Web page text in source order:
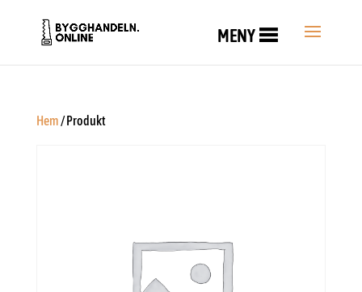
MENY
Hem/ Produkt